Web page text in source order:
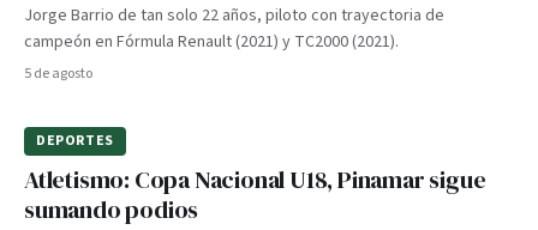
Jorge Barrio de tan solo 22 años, piloto con trayectoria de
campeón en Fórmula Renault (2021) y TC2000 (2021).
5 de agosto
DEPORTES
Atletismo: Copa Nacional U18, Pinamar sigue
sumando podios